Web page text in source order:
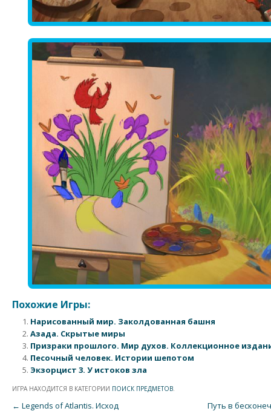
Похожие Игры:
Нарисованный мир. Заколдованная башня
Азада. Скрытые миры
Призраки прошлого. Мир духов. Коллекционное
Песочный человек. Истории шепотом
Экзорцист 3. У истоков зла
ИГРА НАХОДИТСЯ В КАТЕГОРИИ ПОИСК ПРЕДМЕТОВ.
Post navigation
← Legends of Atlantis. Исход Путь в